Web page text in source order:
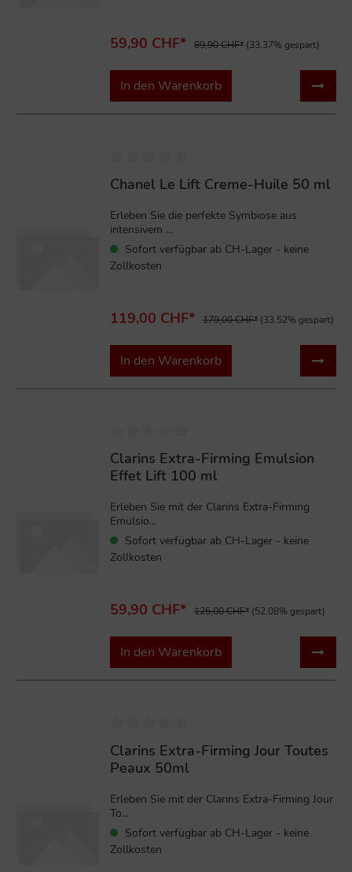
59,90 CHF* 89,90 CHF* (33.37% gespart)
In den Warenkorb
Chanel Le Lift Creme-Huile 50 ml
Erleben Sie die perfekte Symbiose aus
intensivem ...
Sofort verfügbar ab CH-Lager - keine
Zollkosten
119,00 CHF* 179,00 CHF* (33.52% gespart)
In den Warenkorb
Clarins Extra-Firming Emulsion
Effet Lift 100 ml
Erleben Sie mit der Clarins Extra-Firming
Emulsio...
Sofort verfügbar ab CH-Lager - keine
Zollkosten
59,90 CHF* 125,00 CHF* (52.08% gespart)
In den Warenkorb
Clarins Extra-Firming Jour Toutes
Peaux 50ml
Erleben Sie mit der Clarins Extra-Firming Jour
To...
Sofort verfügbar ab CH-Lager - keine
Zollkosten